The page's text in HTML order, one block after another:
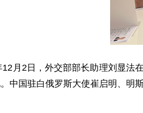
2日，外交部部长助理刘显法在
中国驻白俄罗斯大使崔启明、明